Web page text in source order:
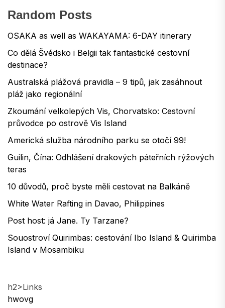
Random Posts
OSAKA as well as WAKAYAMA: 6-DAY itinerary
Co dělá Švédsko i Belgii tak fantastické cestovní
destinace?
Australská plážová pravidla – 9 tipů, jak zasáhnout
pláž jako regionální
Zkoumání velkolepých Vis, Chorvatsko: Cestovní
průvodce po ostrově Vis Island
Americká služba národního parku se otočí 99!
Guilin, Čína: Odhlášení drakových páteřních rýžových
teras
10 důvodů, proč byste měli cestovat na Balkáně
White Water Rafting in Davao, Philippines
Post host: já Jane. Ty Tarzane?
Souostroví Quirimbas: cestování Ibo Island & Quirimba
Island v Mosambiku
h2>Links
hwovg